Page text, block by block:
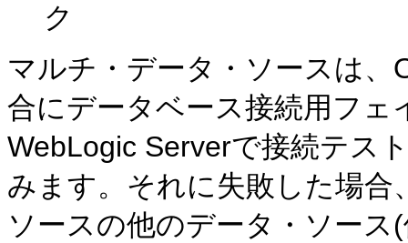
ク
マルチ・データ・ソースは、
合にデータベース接続用フ
WebLogic Serverで接続テス
みます。それに失敗した場
ソースの他のデータ・ソー